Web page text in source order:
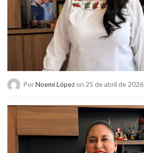
PorNoemi Lópezon 25 de abril de 2026